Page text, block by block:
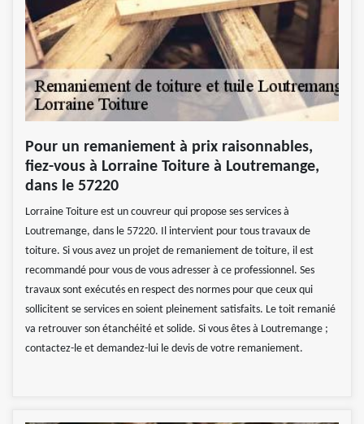
Pour un remaniement à prix raisonnables,
fiez-vous à Lorraine Toiture à Loutremange,
dans le 57220
Lorraine Toiture est un couvreur qui propose ses services à
Loutremange, dans le 57220. Il intervient pour tous travaux de
toiture. Si vous avez un projet de remaniement de toiture, il est
recommandé pour vous de vous adresser à ce professionnel. Ses
travaux sont exécutés en respect des normes pour que ceux qui
sollicitent se services en soient pleinement satisfaits. Le toit remanié
va retrouver son étanchéité et solide. Si vous êtes à Loutremange ;
contactez-le et demandez-lui le devis de votre remaniement.